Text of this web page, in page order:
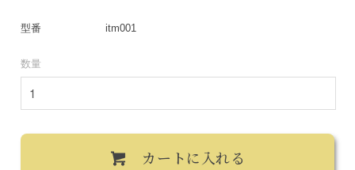
型番 itm001
数量
カートに入れる